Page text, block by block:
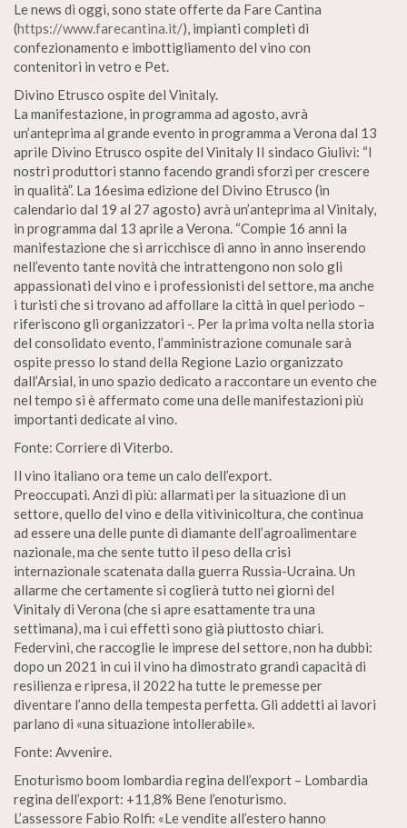
Le news di oggi, sono state offerte da Fare Cantina
(https://www.farecantina.it/), impianti completi di
confezionamento e imbottigliamento del vino con
contenitori in vetro e Pet.
Divino Etrusco ospite del Vinitaly.
La manifestazione, in programma ad agosto, avrà
un’anteprima al grande evento in programma a Verona dal 13
aprile Divino Etrusco ospite del Vinitaly II sindaco Giulivi: “I
nostri produttori stanno facendo grandi sforzi per crescere
in qualità”. La 16esima edizione del Divino Etrusco (in
calendario dal 19 al 27 agosto) avrà un’anteprima al Vinitaly,
in programma dal 13 aprile a Verona. “Compie 16 anni la
manifestazione che si arricchisce di anno in anno inserendo
nell’evento tante novità che intrattengono non solo gli
appassionati del vino e i professionisti del settore, ma anche
i turisti che si trovano ad affollare la città in quel periodo –
riferiscono gli organizzatori -. Per la prima volta nella storia
del consolidato evento, l’amministrazione comunale sarà
ospite presso lo stand della Regione Lazio organizzato
dall’Arsial, in uno spazio dedicato a raccontare un evento che
nel tempo si è affermato come una delle manifestazioni più
importanti dedicate al vino.
Fonte: Corriere di Viterbo.
Il vino italiano ora teme un calo dell’export.
Preoccupati. Anzi di più: allarmati per la situazione di un
settore, quello del vino e della vitivinicoltura, che continua
ad essere una delle punte di diamante dell’agroalimentare
nazionale, ma che sente tutto il peso della crisi
internazionale scatenata dalla guerra Russia-Ucraina. Un
allarme che certamente si coglierà tutto nei giorni del
Vinitaly di Verona (che si apre esattamente tra una
settimana), ma i cui effetti sono già piuttosto chiari.
Federvini, che raccoglie le imprese del settore, non ha dubbi:
dopo un 2021 in cui il vino ha dimostrato grandi capacità di
resilienza e ripresa, il 2022 ha tutte le premesse per
diventare l’anno della tempesta perfetta. Gli addetti ai lavori
parlano di «una situazione intollerabile».
Fonte: Avvenire.
Enoturismo boom lombardia regina dell’export – Lombardia
regina dell’export: +11,8% Bene l’enoturismo.
L’assessore Fabio Rolfi: «Le vendite all’estero hanno